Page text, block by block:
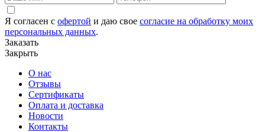
Я согласен с офертой и даю свое согласие на обработку моих
персональных данных.
Заказать
Закрыть
О нас
Отзывы
Сертификаты
Оплата и доставка
Новости
Контакты